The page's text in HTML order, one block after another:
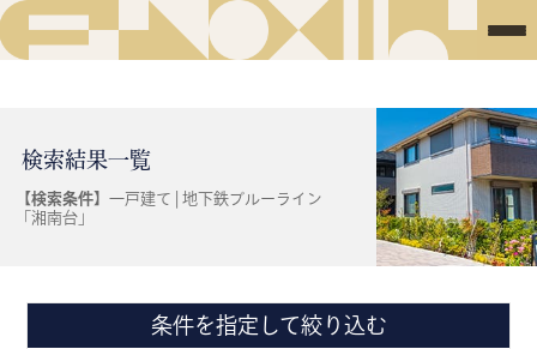
検索結果一覧
【検索条件】 一戸建て | 地下鉄ブルーライン
「湘南台」
条件を指定して絞り込む